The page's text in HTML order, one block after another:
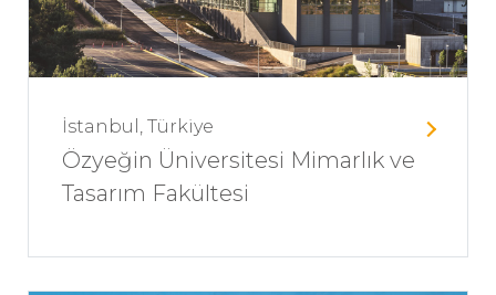
İstanbul, Türkiye
Özyeğin Üniversitesi Mimarlık ve
Tasarım Fakültesi